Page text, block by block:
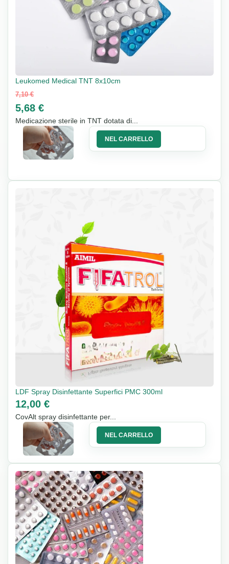
Leukomed Medical TNT 8x10cm
7,10 €
5,68 €
Medicazione sterile in TNT dotata di...
NEL CARRELLO
LDF Spray Disinfettante Superfici PMC 300ml
12,00 €
CovAlt spray disinfettante per...
NEL CARRELLO